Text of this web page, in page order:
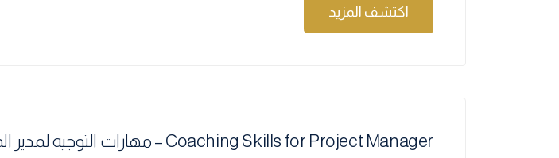
اكتشف المزيد
Coaching Skills for Project Manager – مهارات التوجيه لمدير المشاريع